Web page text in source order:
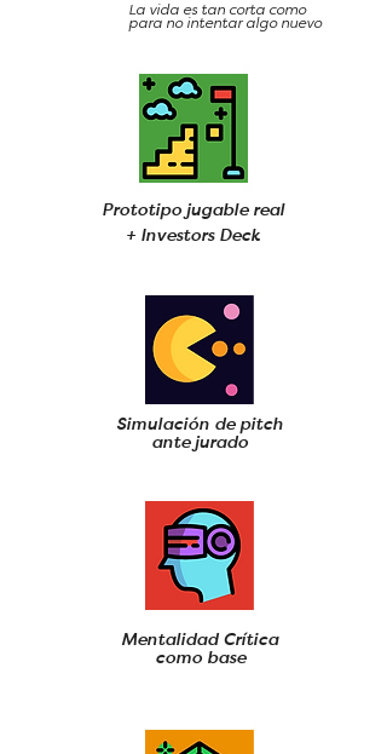
La vida es tan corta como
para no intentar algo nuevo
Prototipo jugable real
+ Investors Deck
Simulación de pitch
ante jurado
Mentalidad Crítica
como base